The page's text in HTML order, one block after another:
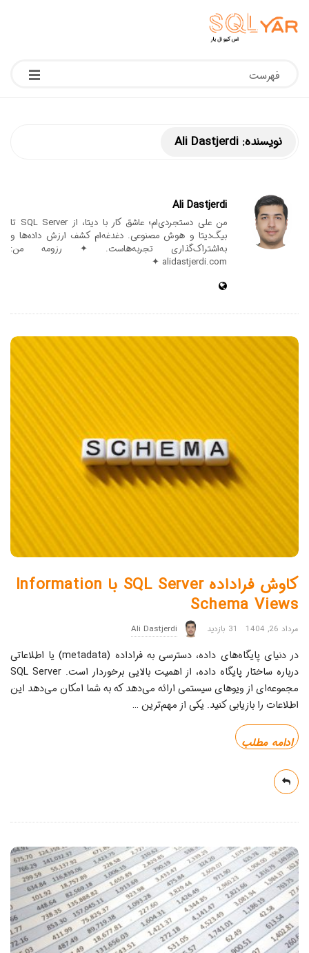
فهرست
نویسنده: Ali Dastjerdi
Ali Dastjerdi
من علی دستجردی‌ام؛ عاشق کار با دیتا، از SQL Server تا
بیگ‌دیتا و هوش مصنوعی. دغدغه‌ام کشف ارزش داده‌ها و
به‌اشتراک‌گذاری تجربه‌هاست. ✦ رزومه من:
alidastjerdi.com ✦
کاوش فراداده SQL Server با Information
Schema Views
مرداد 26, 1404 31 بازدید Ali Dastjerdi
در دنیای پایگاه‌های داده، دسترسی به فراداده (metadata) یا اطلاعاتی
درباره ساختار پایگاه داده، از اهمیت بالایی برخوردار است. SQL Server
مجموعه‌ای از ویوهای سیستمی ارائه می‌دهد که به شما امکان می‌دهد این
اطلاعات را بازیابی کنید. یکی از مهم‌ترین …
ادامه مطلب